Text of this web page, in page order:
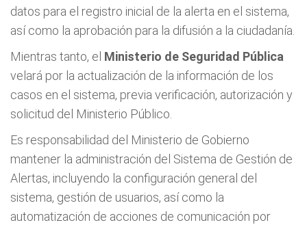
datos para el registro inicial de la alerta en el sistema,
así como la aprobación para la difusión a la ciudadanía.
Mientras tanto, el Ministerio de Seguridad Pública
velará por la actualización de la información de los
casos en el sistema, previa verificación, autorización y
solicitud del Ministerio Público.
Es responsabilidad del Ministerio de Gobierno
mantener la administración del Sistema de Gestión de
Alertas, incluyendo la configuración general del
sistema, gestión de usuarios, así como la
automatización de acciones de comunicación por